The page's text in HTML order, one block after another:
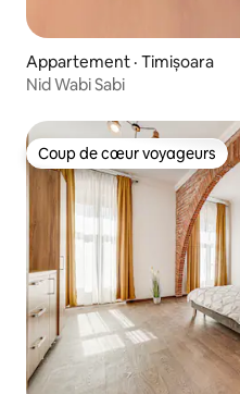
Appartement · Timișoara
Nid Wabi Sabi
Coup de cœur voyageurs
Coup de cœur voyageurs